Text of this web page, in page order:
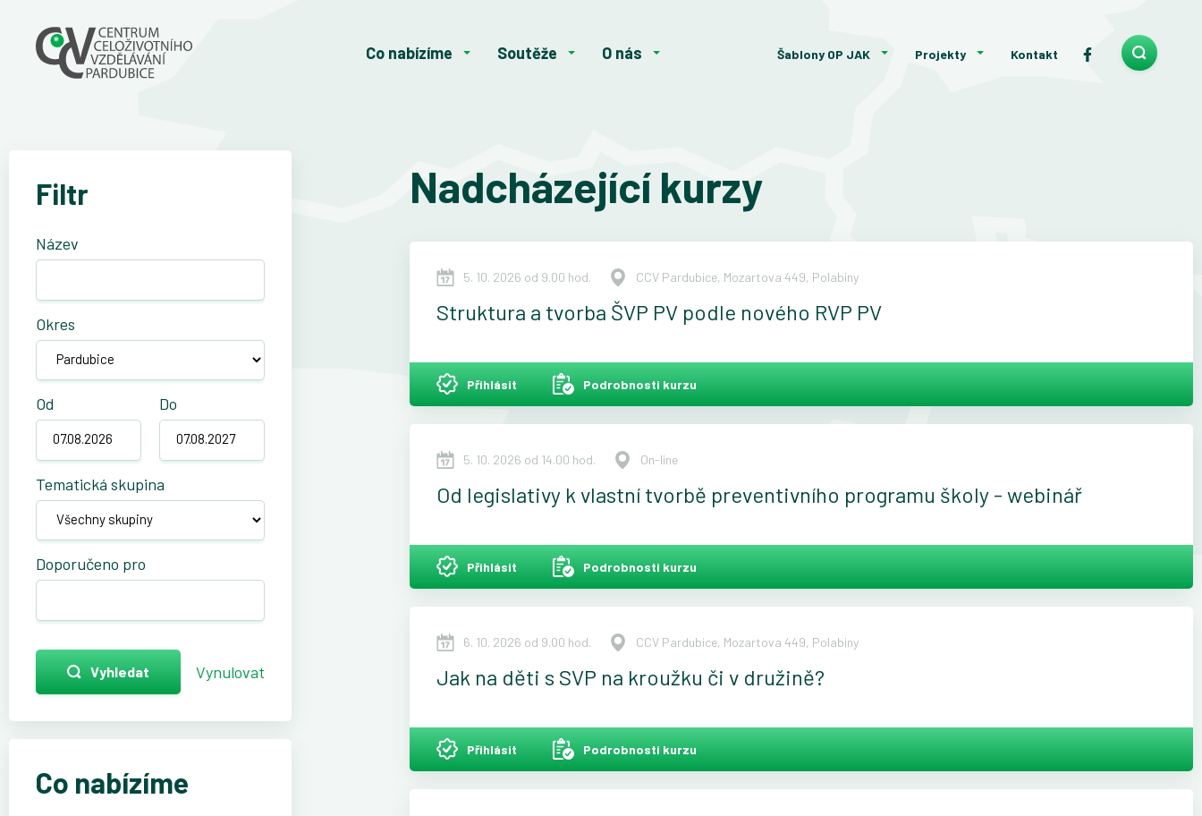
Co nabízíme Soutěže O nás Šablony OP JAK Projekty Kontakt
Filtr
Název
Okres
Od Do
Tematická skupina
Doporučeno pro
Vyhledat Vynulovat
Co nabízíme
Nadcházející kurzy
5. 10. 2026 od 9.00 hod. CCV Pardubice, Mozartova 449, Polabiny
Struktura a tvorba ŠVP PV podle nového RVP PV
Přihlásit Podrobnosti kurzu
5. 10. 2026 od 14.00 hod. On-line
Od legislativy k vlastní tvorbě preventivního programu školy - webinář
Přihlásit Podrobnosti kurzu
6. 10. 2026 od 9.00 hod. CCV Pardubice, Mozartova 449, Polabiny
Jak na děti s SVP na kroužku či v družině?
Přihlásit Podrobnosti kurzu